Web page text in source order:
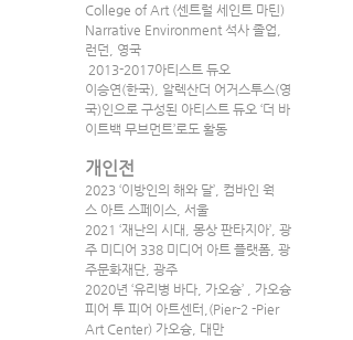
College of Art (센트럴 세인트 마틴)
Narrative Environment 석사 졸업,
런던, 영국
2013-2017아티스트 듀오
이승연(한국), 알렉산더 어거스투스(영
국)인으로 구성된 아티스트 듀오 ‘더 바
이트백 무브먼트’로도 활동
개인전
2023 ‘이방인의 해와 달’, 컴바인 웍
스 아트 스페이스, 서울
2021 ‘재난의 시대, 몽상 판타지아’, 광
주 미디어 338 미디어 아트 플랫폼, 광
주문화재단, 광주
2020년 ‘유리병 바다, 가오슝’ , 가오슝
피어 투 피어 아트센터,(Pier-2 -Pier
Art Center) 가오슝, 대만